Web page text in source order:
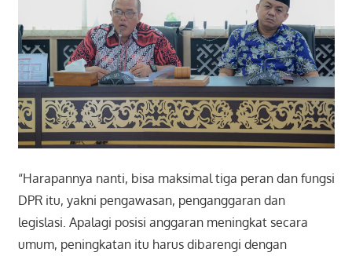
“Harapannya nanti, bisa maksimal tiga peran dan fungsi
DPR itu, yakni pengawasan, penganggaran dan
legislasi. Apalagi posisi anggaran meningkat secara
umum, peningkatan itu harus dibarengi dengan